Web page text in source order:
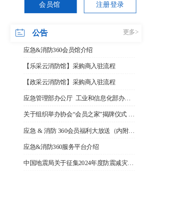
注册登录
公告
应急&消防360会员馆介绍
【乐采云消防馆】采购商入驻流程
【政采云消防馆】采购商入驻流程
应急管理部办公厅 工业和信息化部办公厅 国务院国资委办公厅关于组织开展2025年度应急管理装备孵化工作的通知
关于组织举办协会“会员之家”揭牌仪式 暨“会员单位互访行”活动的通知
应急 & 消防 360会员福利大放送（内附购买入口）
应急&消防360服务平台介绍
中国地震局关于征集2024年度防震减灾科普社会化项目承担单位的公告
更多>
会员馆